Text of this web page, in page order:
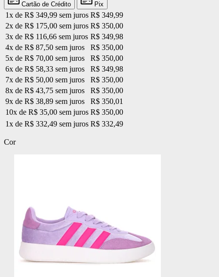
Cartão de Crédito Pix
1x de R$ 349,99 sem juros R$ 349,99
2x de R$ 175,00 sem juros R$ 350,00
3x de R$ 116,66 sem juros R$ 349,98
4x de R$ 87,50 sem juros
R$ 350,00
5x de R$ 70,00 sem juros
R$ 350,00
6x de R$ 58,33 sem juros
R$ 349,98
7x de R$ 50,00 sem juros
R$ 350,00
8x de R$ 43,75 sem juros
R$ 350,00
9x de R$ 38,89 sem juros
R$ 350,01
10x de R$ 35,00 sem juros R$ 350,00
1x de R$ 332,49 sem juros R$ 332,49
Cor